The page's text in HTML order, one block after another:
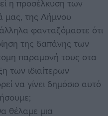
η προσέλκυση των
μας, της Λήμνου
φανταζόμαστε ότι
της δαπάνης των
παραμονή τους στα
των ιδιαίτερων
να γίνει δημόσιο αυτό
θέλαμε μια